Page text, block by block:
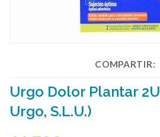
COMPARTIR:
Urgo Dolor Plantar 2U
Urgo, S.L.U.)